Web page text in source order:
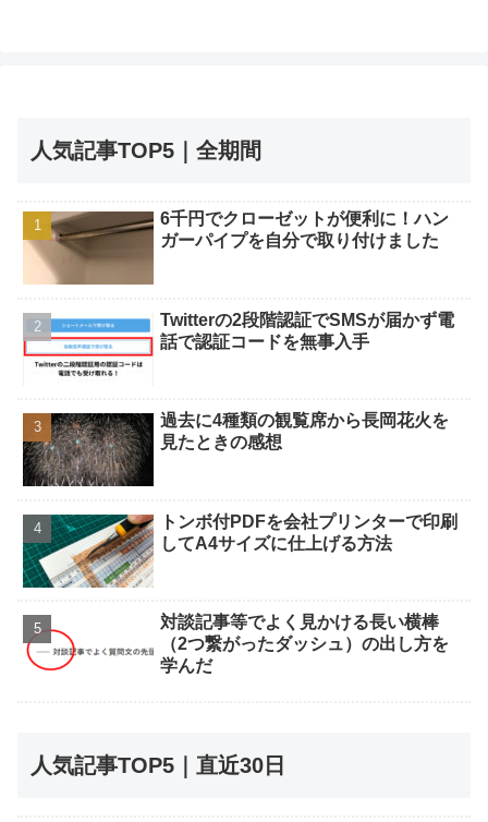
人気記事TOP5｜全期間
6千円でクローゼットが便利に！ハン
ガーパイプを自分で取り付けました
Twitterの2段階認証でSMSが届かず電
話で認証コードを無事入手
過去に4種類の観覧席から長岡花火を
見たときの感想
トンボ付PDFを会社プリンターで印刷
してA4サイズに仕上げる方法
対談記事等でよく見かける長い横棒
（2つ繋がったダッシュ）の出し方を
学んだ
人気記事TOP5｜直近30日